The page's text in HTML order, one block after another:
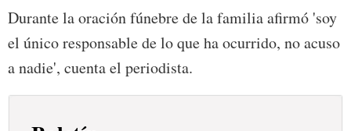
Durante la oración fúnebre de la familia afirmó 'soy
el único responsable de lo que ha ocurrido, no acuso
a nadie', cuenta el periodista.